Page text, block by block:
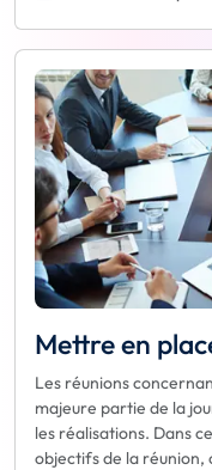
Mettre en
Les réunions
majeure partie de la
les réalisations. Dans
objectifs de la